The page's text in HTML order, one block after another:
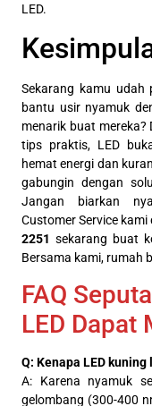
LED.
Sekarang kamu udah
bantu usir nyamuk
menarik buat
tips praktis, LED
hemat energi dan
gabungin dengan
Jangan biarkan
Customer Service kami
2251 sekarang buat
Bersama kami, rumah
FAQ
LED Dapat
Q: Kenapa LED
A: Karena nyamuk
gelombang (300-400